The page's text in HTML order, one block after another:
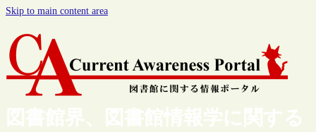
Skip to main content area
図書館界、図書館情報学に関する